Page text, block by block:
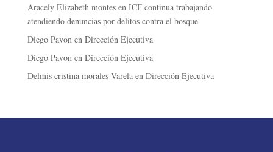
Aracely Elizabeth montesen ICF continua trabajando
atendiendo denuncias por delitos contra el bosque
Diego Pavon en Dirección Ejecutiva
Diego Pavon en Dirección Ejecutiva
Delmis cristina morales Varelaen Dirección Ejecutiva